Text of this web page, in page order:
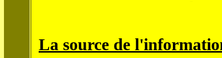
La source de